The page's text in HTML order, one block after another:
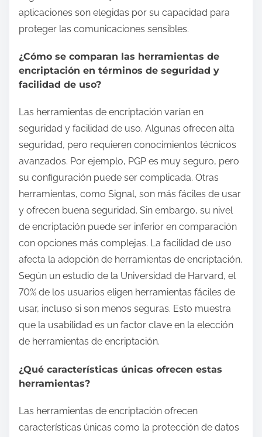
aplicaciones son elegidas por su capacidad para
proteger las comunicaciones sensibles.
¿Cómo se comparan las herramientas de
encriptación en términos de seguridad y
facilidad de uso?
Las herramientas de encriptación varían en
seguridad y facilidad de uso. Algunas ofrecen alta
seguridad, pero requieren conocimientos técnicos
avanzados. Por ejemplo, PGP es muy seguro, pero
su configuración puede ser complicada. Otras
herramientas, como Signal, son más fáciles de usar
y ofrecen buena seguridad. Sin embargo, su nivel
de encriptación puede ser inferior en comparación
con opciones más complejas. La facilidad de uso
afecta la adopción de herramientas de encriptación.
Según un estudio de la Universidad de Harvard, el
70% de los usuarios eligen herramientas fáciles de
usar, incluso si son menos seguras. Esto muestra
que la usabilidad es un factor clave en la elección
de herramientas de encriptación.
¿Qué características únicas ofrecen estas
herramientas?
Las herramientas de encriptación ofrecen
características únicas como la protección de datos